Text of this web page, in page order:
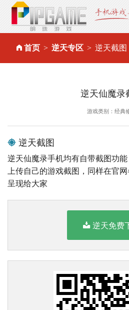
首页 逆天专区 逆天截图
逆天仙魔录
游戏类别：经典
逆天截图
逆天仙魔录手机均有自带截图功
上传自己的游戏截图，同样在官
呈现给大家
逆天免费